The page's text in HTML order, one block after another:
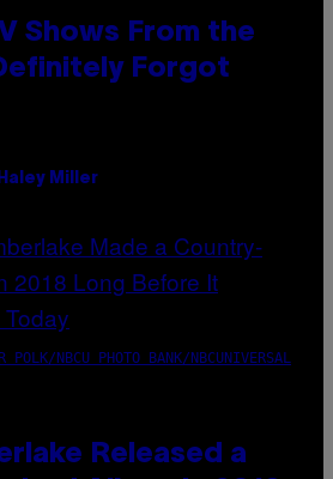
Shows From the
Forgot
Haley Miller
POLK/NBCU PHOTO BANK/NBCUNIVERSAL
Released a